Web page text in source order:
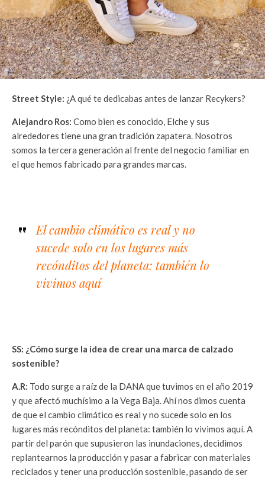
Street Style: ¿A qué te dedicabas antes de lanzar Recykers?
Alejandro Ros: Como bien es conocido, Elche y sus
alrededores tiene una gran tradición zapatera. Nosotros
somos la tercera generación al frente del negocio familiar en
el que hemos fabricado para grandes marcas.
El cambio climático es real y no
sucede solo en los lugares más
recónditos del planeta: también lo
vivimos aquí
SS: ¿Cómo surge la idea de crear una marca de calzado
sostenible?
A.R: Todo surge a raíz de la DANA que tuvimos en el año 2019
y que afectó muchísimo a la Vega Baja. Ahí nos dimos cuenta
de que el cambio climático es real y no sucede solo en los
lugares más recónditos del planeta: también lo vivimos aquí. A
partir del parón que supusieron las inundaciones, decidimos
replantearnos la producción y pasar a fabricar con materiales
reciclados y tener una producción sostenible, pasando de ser